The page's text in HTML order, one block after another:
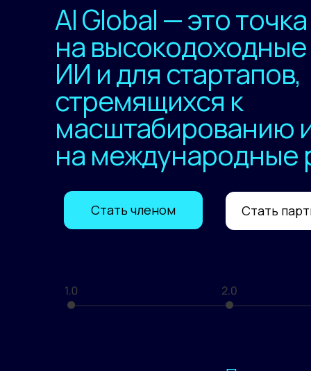
AI Global — это
на
ИИ и для стартапов,
стремящихся к
масштабированию
на международные
Стать
Стать членом